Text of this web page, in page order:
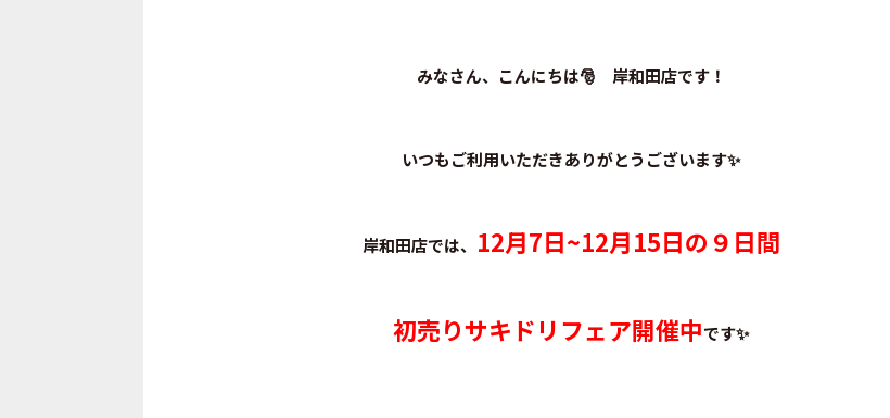
みなさん、こんにちは🎅 岸和田店です！
いつもご利用いただきありがとうございます✨
岸和田店では、 12月7日~12月15日の９日間
初売りサキドリフェア開催中です✨